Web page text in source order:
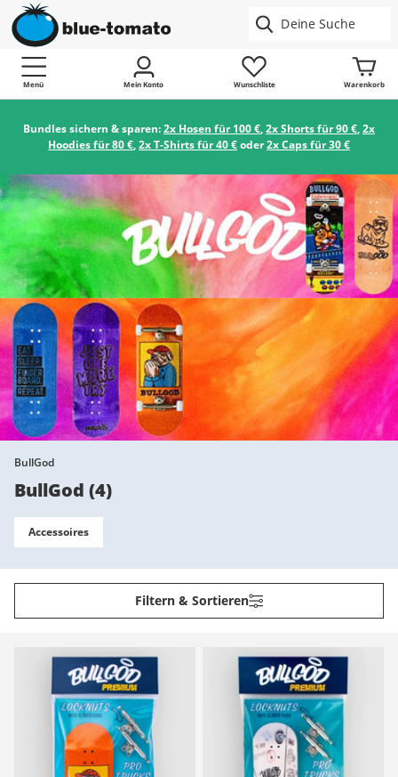
Menü Mein Konto Wunschliste Warenkorb
Bundles sichern & sparen:2x Hosen für 100 €,2x Shorts für 90 €,2x
Hoodies für 80 €,2x T-Shirts für 40 €oder2x Caps für 30 €
BullGod
BullGod (4)
Accessoires
Filtern & Sortieren